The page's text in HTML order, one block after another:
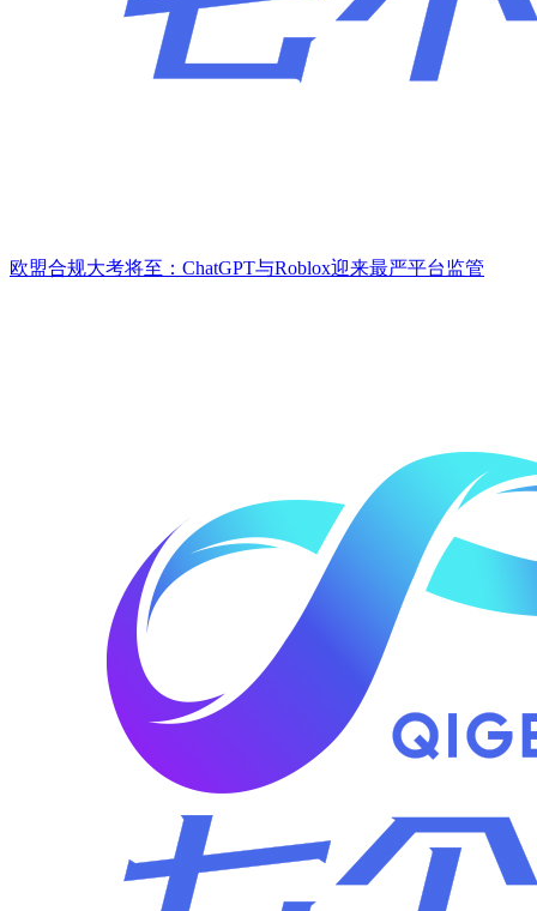
欧盟合规大考将至：ChatGPT与Roblox迎来最严平台监管